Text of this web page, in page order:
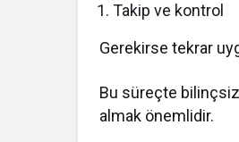
Takip ve kontrol
Gerekirse tekrar
Bu süreçte
almak önemlidir.